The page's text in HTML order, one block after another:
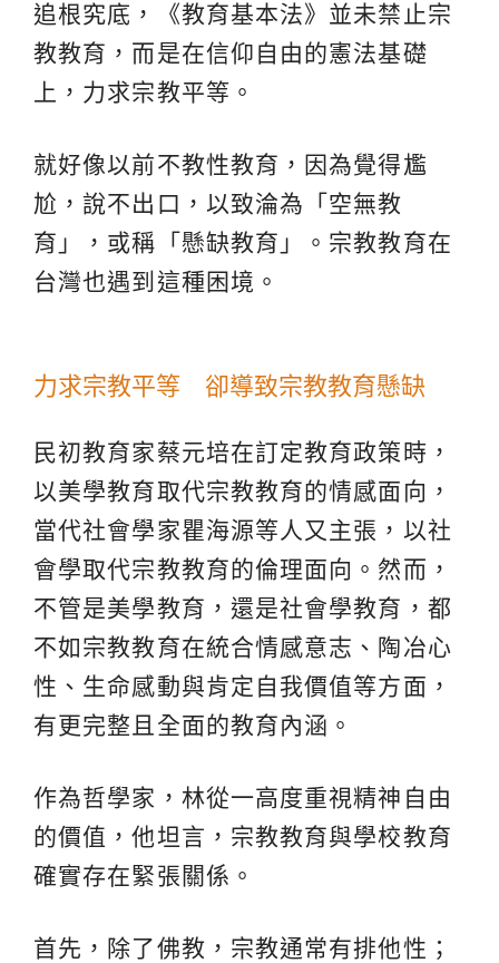
追根究底，《教育基本法》並未禁止宗
教教育，而是在信仰自由的憲法基礎
上，力求宗教平等。
就好像以前不教性教育，因為覺得尷
尬，說不出口，以致淪為「空無教
育」，或稱「懸缺教育」。宗教教育在
台灣也遇到這種困境。
力求宗教平等 卻導致宗教教育懸缺
民初教育家蔡元培在訂定教育政策時，
以美學教育取代宗教教育的情感面向，
當代社會學家瞿海源等人又主張，以社
會學取代宗教教育的倫理面向。然而，
不管是美學教育，還是社會學教育，都
不如宗教教育在統合情感意志、陶冶心
性、生命感動與肯定自我價值等方面，
有更完整且全面的教育內涵。
作為哲學家，林從一高度重視精神自由
的價值，他坦言，宗教教育與學校教育
確實存在緊張關係。
首先，除了佛教，宗教通常有排他性；